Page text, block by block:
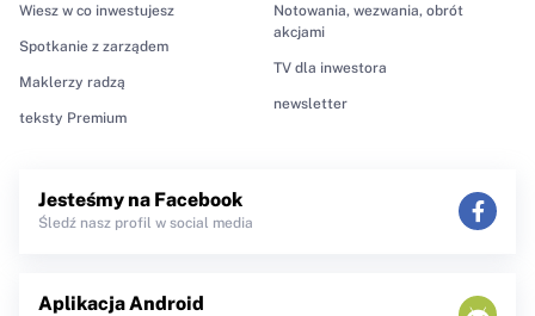
Wiesz w co inwestujesz
Spotkanie z zarządem
Maklerzy radzą
teksty Premium
Notowania, wezwania, obrót
akcjami
TV dla inwestora
newsletter
Jesteśmy na Facebook
Śledź nasz profil w social media
Aplikacja Android